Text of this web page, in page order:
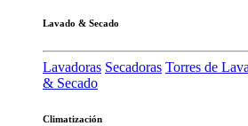
Lavado & Secado
Lavadoras Secadoras Torres de
& Secado
Climatización